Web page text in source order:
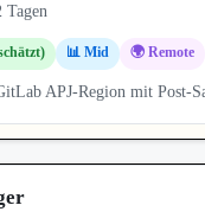
Tagen
📊 Mid 🌍 Remote
APJ-Region mit Post-